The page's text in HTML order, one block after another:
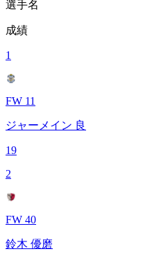
選手名
成績
1
FW 11
ジャーメイン 良
19
2
FW 40
鈴木 優磨